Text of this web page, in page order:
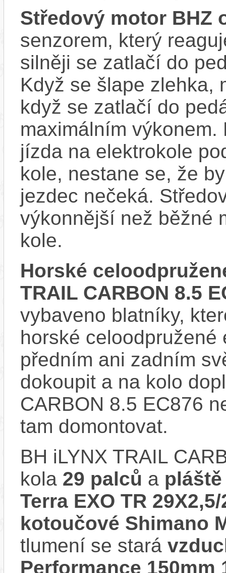
Středový motor BHZ
senzorem, který
silněji se zatlačí do
Když se šlape zlehka,
když se zatlačí do
maximálním
jízda na elektrokole
kole, nestane se, že
jezdec nečeká.
výkonnější než běžné
kole.
Horské
TRAIL CARBON 8.5
vybaveno blatníky,
horské
předním ani zadním
dokoupit a na kolo
CARBON 8.5 EC876
tam domontovat.
BH iLYNX TRAIL
kola 29 palců a
Terra EXO TR 29X2,5/
kotoučové Shimano
tlumení se stará
Performance 150mm